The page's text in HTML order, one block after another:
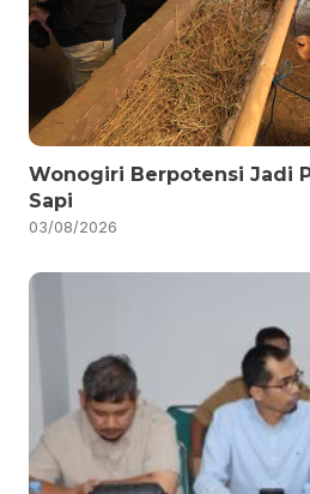
Wonogiri Berpotensi Jadi
Sapi
03/08/2026